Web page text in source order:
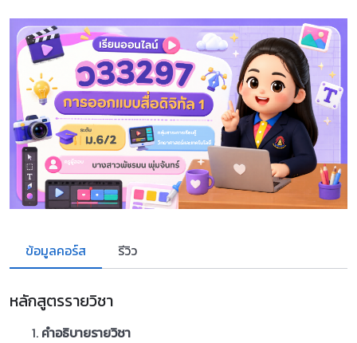
ข้อมูลคอร์ส รีวิว
หลักสูตรรายวิชา
คำอธิบายรายวิชา